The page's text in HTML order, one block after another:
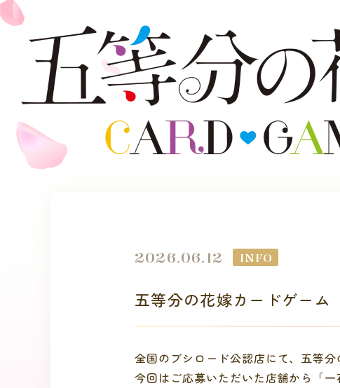
2026.06.12 INFO
五等分の花嫁カードゲー
全国のブシロード公認店にて、五等
今回はご応募いただいた店舗から「